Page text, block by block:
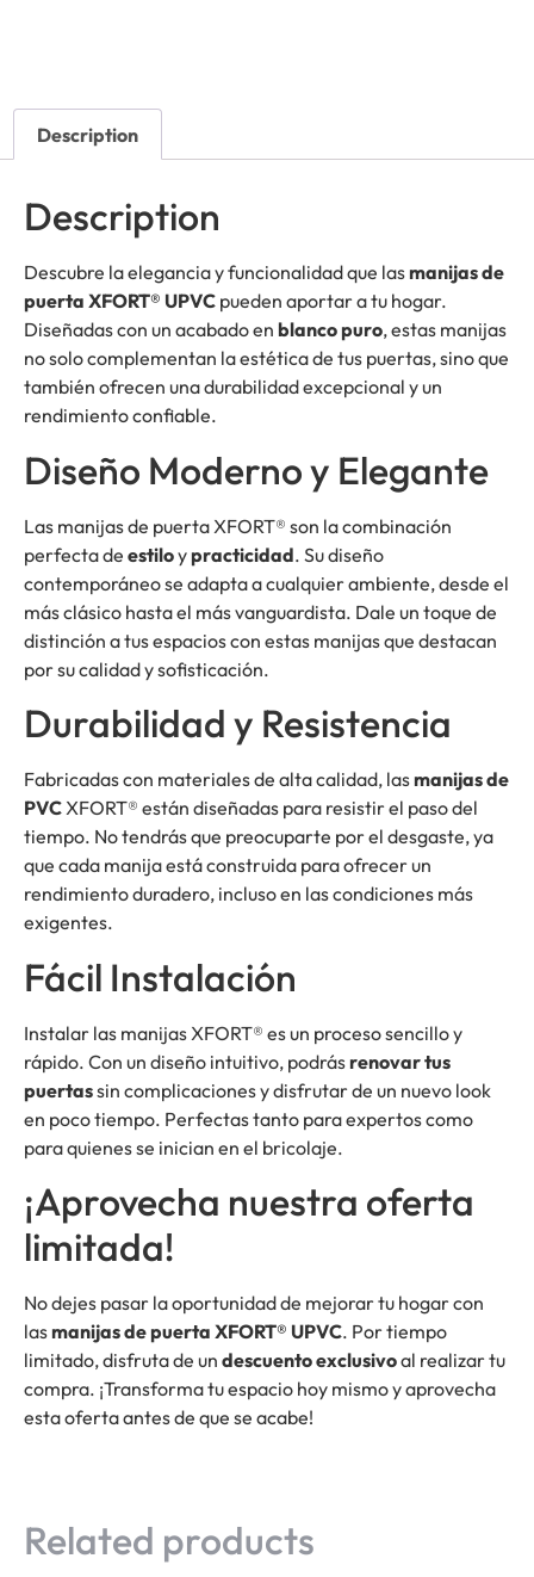
Description
Description
Descubre la elegancia y funcionalidad que lasmanijas de
puerta XFORT® UPVC pueden aportar a tu hogar.
Diseñadas con un acabado en blanco puro, estas manijas
no solo complementan la estética de tus puertas, sino que
también ofrecen una durabilidad excepcional y un
rendimiento confiable.
Diseño Moderno y Elegante
Las manijas de puerta XFORT® son la combinación
perfecta de estiloypracticidad. Su diseño
contemporáneo se adapta a cualquier ambiente, desde el
más clásico hasta el más vanguardista. Dale un toque de
distinción a tus espacios con estas manijas que destacan
por su calidad y sofisticación.
Durabilidad y Resistencia
Fabricadas con materiales de alta calidad, lasmanijas de
PVCXFORT® están diseñadas para resistir el paso del
tiempo. No tendrás que preocuparte por el desgaste, ya
que cada manija está construida para ofrecer un
rendimiento duradero, incluso en las condiciones más
exigentes.
Fácil Instalación
Instalar las manijas XFORT® es un proceso sencillo y
rápido. Con un diseño intuitivo, podrásrenovar tus
puertassin complicaciones y disfrutar de un nuevo look
en poco tiempo. Perfectas tanto para expertos como
para quienes se inician en el bricolaje.
¡Aprovecha nuestra oferta
limitada!
No dejes pasar la oportunidad de mejorar tu hogar con
lasmanijas de puerta XFORT® UPVC. Por tiempo
limitado, disfruta de un descuento exclusivoal realizar tu
compra. ¡Transforma tu espacio hoy mismo y aprovecha
esta oferta antes de que se acabe!
Related products